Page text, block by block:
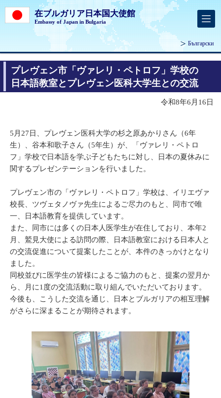
在ブルガリア日本国大使館
Embassy of Japan in Bulgaria
Български
プレヴェン市「ヴァレリ・ペトロフ」学校の
日本語教室とプレヴェン医科大学生との交流
令和8年6月16日
5月27日、プレヴェン医科大学の杉之原あかりさん（6年
生）、谷本和歌子さん（5年生）が、「ヴァレリ・ペトロ
フ」学校で日本語を学ぶ子どもたちに対し、日本の夏休みに
関するプレゼンテーションを行いました。
プレヴェン市の「ヴァレリ・ペトロフ」学校は、イリエヴァ
校長、ツヴェタノヴァ先生によるご尽力のもと、同市で唯
一、日本語教育を提供しています。
また、同市には多くの日本人医学生が在住しており、本年2
月、鷲見大使による訪問の際、日本語教室における日本人と
の交流促進について提案したことが、本件のきっかけとなり
ました。
同校並びに医学生の皆様によるご協力のもと、提案の翌月か
ら、月に1度の交流活動に取り組んでいただいております。
今後も、こうした交流を通じ、日本とブルガリアの相互理解
がさらに深まることが期待されます。